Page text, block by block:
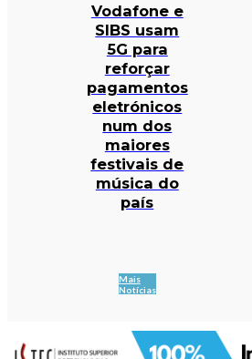
Vodafone e
SIBS usam
5G para
reforçar
pagamentos
eletrónicos
num dos
maiores
festivais de
música do
país
Mais
Notícias